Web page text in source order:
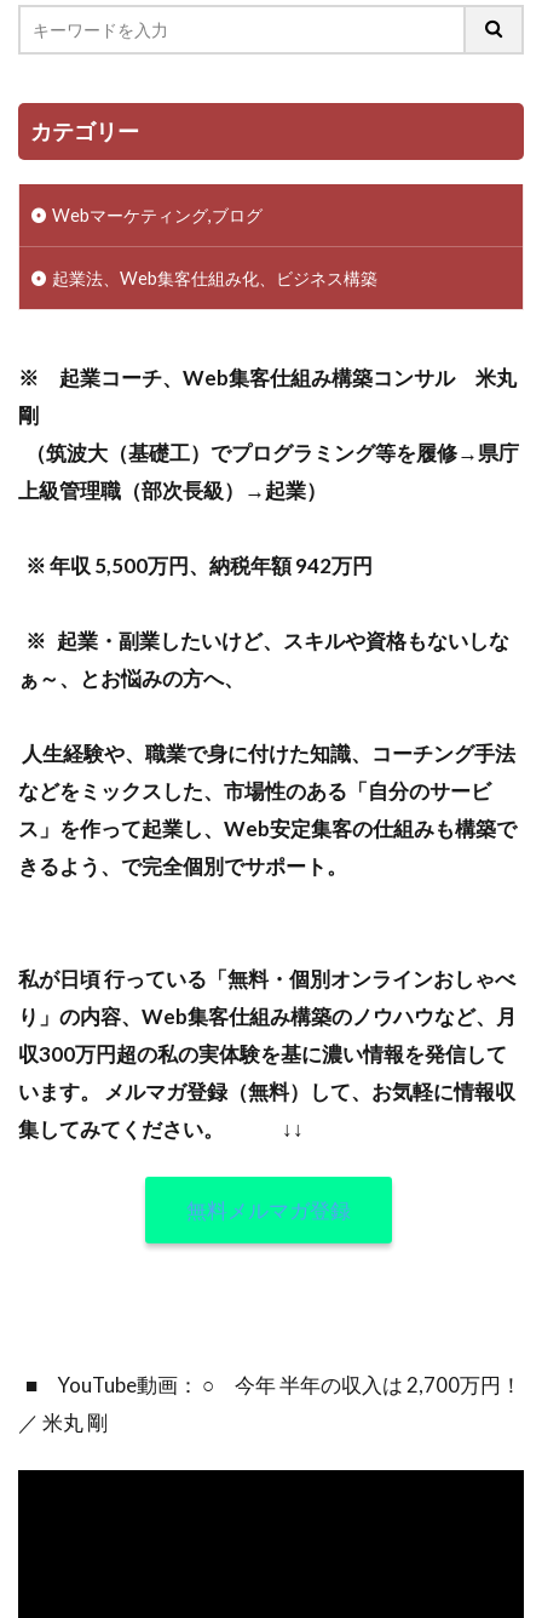
カテゴリー
Webマーケティング,ブログ
起業法、Web集客仕組み化、ビジネス構築
※ 起業コーチ、Web集客仕組み構築コンサル 米丸
剛
（筑波大（基礎工）でプログラミング等を履修→県庁
上級管理職（部次長級）→起業）
※ 年収 5,500万円、納税年額 942万円
※ 起業・副業したいけど、スキルや資格もないしな
ぁ～、とお悩みの方へ、
人生経験や、職業で身に付けた知識、コーチング手法
などをミックスした、市場性のある「自分のサービ
ス」を作って起業し、Web安定集客の仕組みも構築で
きるよう、で完全個別でサポート。
私が日頃 行っている「無料・個別オンラインおしゃべ
り」の内容、Web集客仕組み構築のノウハウなど、月
収300万円超の私の実体験を基に濃い情報を発信して
います。
メルマガ登録（無料）して、お気軽に情報収
集してみてください。
↓↓
無料メルマガ登録
■ YouTube動画： ○ 今年 半年の収入は 2,700万円！
／ 米丸 剛
目標達成
効果
自分
感謝される仕事
クライアント
AIDCAS
事例
検索